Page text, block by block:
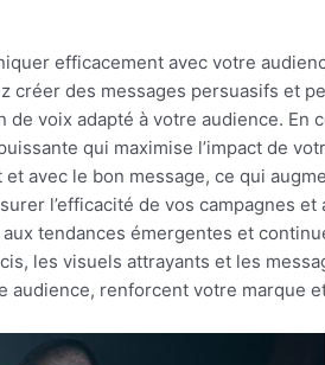
efficacement avec votre
des messages persuasifs et
voix adapté à votre audience. En
qui maximise l’impact de
avec le bon message, ce qui
l’efficacité de vos campagnes
tendances émergentes et
les visuels attrayants et les
renforcent votre marque